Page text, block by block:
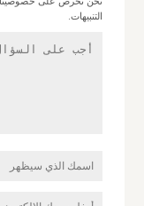
التنبيهات.